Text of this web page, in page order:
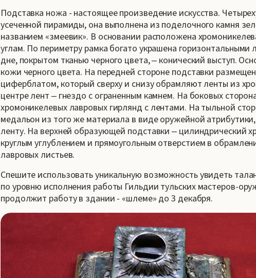
Подставка ножа - настоящее произведение искусства.
усеченной пирамиды, она выполнена из поделочного камня
названием «змеевик». В основании расположена
углам. По периметру рамка богато украшена
дне, покрытом тканью черного цвета, ‒ конический выступ.
кожи черного цвета. На передней стороне подставки
циферблатом, который сверху и снизу обрамляют ленты из
центре лент ‒ гнездо с ограненным камнем. На боковых
хромоникелевых лавровых гирлянд с лентами. На тыльной
медальон из того же материала в виде оружейной
ленту. На верхней образующей подставки ‒ цилиндрический
круглым углублением и прямоугольным отверстием в
лавровых листьев.
Спешите использовать уникальную возможность увидеть
по уровню исполнения работы Гильдии тульских мастеров-
продолжит работу в здании - «шлеме» до 3 декабря.